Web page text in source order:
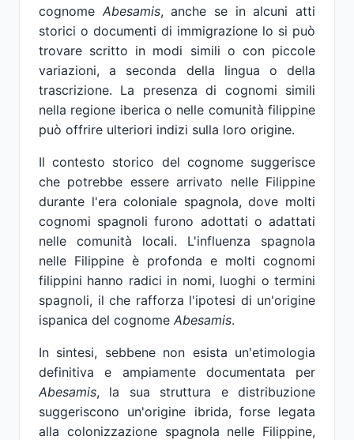
cognome Abesamis, anche se in alcuni atti
storici o documenti di immigrazione lo si può
trovare scritto in modi simili o con piccole
variazioni, a seconda della lingua o della
trascrizione. La presenza di cognomi simili
nella regione iberica o nelle comunità filippine
può offrire ulteriori indizi sulla loro origine.
Il contesto storico del cognome suggerisce
che potrebbe essere arrivato nelle Filippine
durante l'era coloniale spagnola, dove molti
cognomi spagnoli furono adottati o adattati
nelle comunità locali. L'influenza spagnola
nelle Filippine è profonda e molti cognomi
filippini hanno radici in nomi, luoghi o termini
spagnoli, il che rafforza l'ipotesi di un'origine
ispanica del cognome Abesamis.
In sintesi, sebbene non esista un'etimologia
definitiva e ampiamente documentata per
Abesamis, la sua struttura e distribuzione
suggeriscono un'origine ibrida, forse legata
alla colonizzazione spagnola nelle Filippine,